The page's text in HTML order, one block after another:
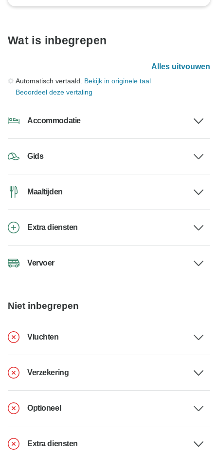
Wat is inbegrepen
Alles uitvouwen
Automatisch vertaald. Bekijk in originele taal
Beoordeel deze vertaling
Accommodatie
Gids
Maaltijden
Extra diensten
Vervoer
Niet inbegrepen
Vluchten
Verzekering
Optioneel
Extra diensten